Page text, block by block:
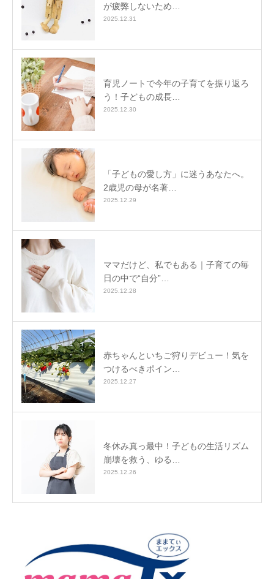
が疲弊しないため…
2025.12.31
育児ノートで今年の子育てを振り返ろ
う！子どもの成長…
2025.12.30
「子どもの愛し方」に迷うあなたへ。
2歳児の母が名著…
2025.12.29
ママだけど、私でもある｜子育ての毎
日の中で“自分”…
2025.12.28
赤ちゃんといちご狩りデビュー！気を
つけるべきポイン…
2025.12.27
冬休み真っ最中！子どもの生活リズム
崩壊を救う、ゆる…
2025.12.26